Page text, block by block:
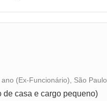
com a vida familiar
(Ex-Funcionário), São Paulo
de casa e cargo pequeno)